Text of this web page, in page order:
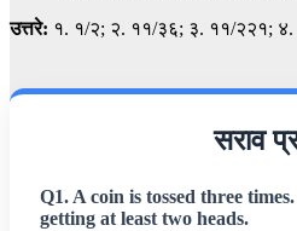
उत्तरे: १. १/२; २. ११/३६; ३. ११/२२१;
सराव
Q1. A coin is tossed three
getting at least two heads.